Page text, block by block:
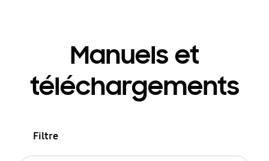
Manuels et
téléchargements
Filtre